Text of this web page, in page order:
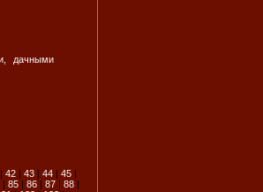
дачными
| 42| 43| 44| 45|
| 85 | 86 | 87 | 88 |